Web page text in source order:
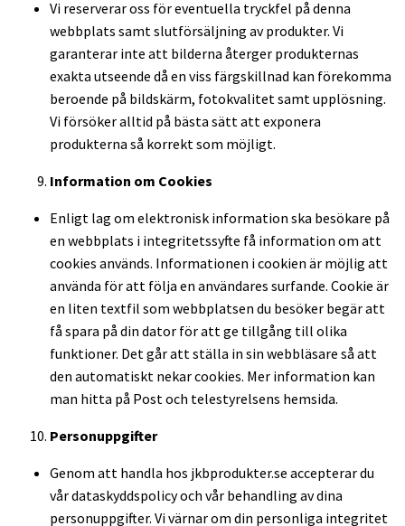
Vi reserverar oss för eventuella tryckfel på denna
webbplats samt slutförsäljning av produkter. Vi
garanterar inte att bilderna återger produkternas
exakta utseende då en viss färgskillnad kan förekomma
beroende på bildskärm, fotokvalitet samt upplösning.
Vi försöker alltid på bästa sätt att exponera
produkterna så korrekt som möjligt.
Information om Cookies
Enligt lag om elektronisk information ska besökare på
en webbplats i integritetssyfte få information om att
cookies används. Informationen i cookien är möjlig att
använda för att följa en användares surfande. Cookie är
en liten textfil som webbplatsen du besöker begär att
få spara på din dator för att ge tillgång till olika
funktioner. Det går att ställa in sin webbläsare så att
den automatiskt nekar cookies. Mer information kan
man hitta på Post och telestyrelsens hemsida.
Personuppgifter
Genom att handla hos jkbprodukter.se accepterar du
vår dataskyddspolicy och vår behandling av dina
personuppgifter. Vi värnar om din personliga integritet